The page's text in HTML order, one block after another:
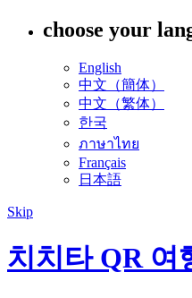
choose your
English
中文（簡体）
中文（繁体）
한국
ภาษาไทย
Français
日本語
Skip
치치타 QR 여